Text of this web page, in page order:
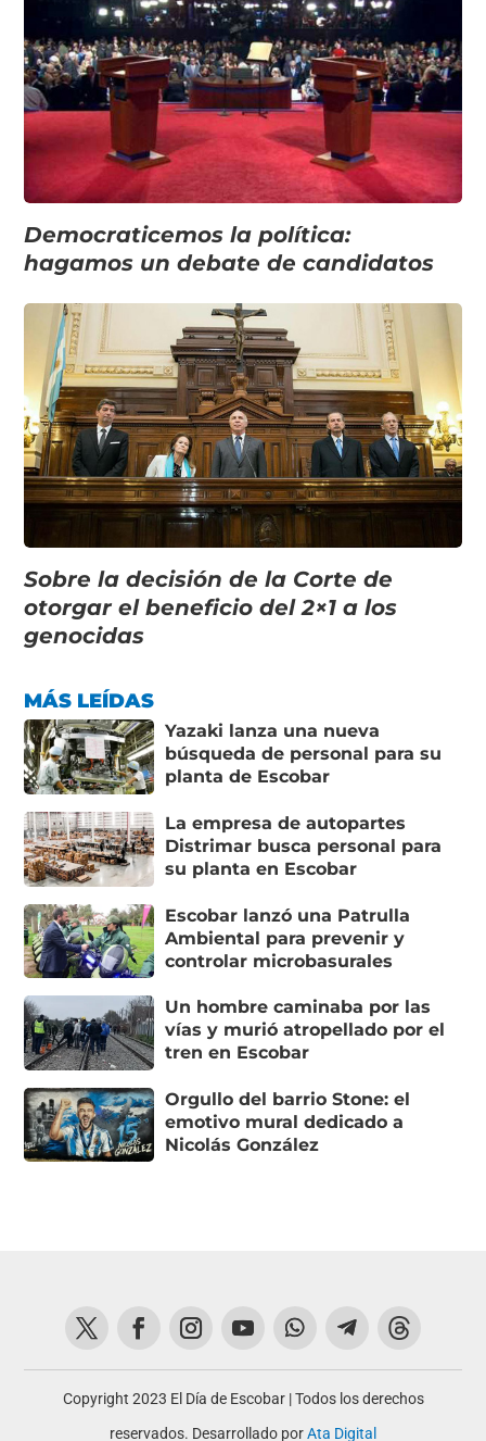
Democraticemos la política:
hagamos un debate de candidatos
Sobre la decisión de la Corte de
otorgar el beneficio del 2×1 a los
genocidas
MÁS LEÍDAS
Yazaki lanza una nueva
búsqueda de personal para su
planta de Escobar
La empresa de autopartes
Distrimar busca personal para
su planta en Escobar
Escobar lanzó una Patrulla
Ambiental para prevenir y
controlar microbasurales
Un hombre caminaba por las
vías y murió atropellado por el
tren en Escobar
Orgullo del barrio Stone: el
emotivo mural dedicado a
Nicolás González
Copyright 2023 El Día de Escobar | Todos los derechos
reservados. Desarrollado porAta Digital